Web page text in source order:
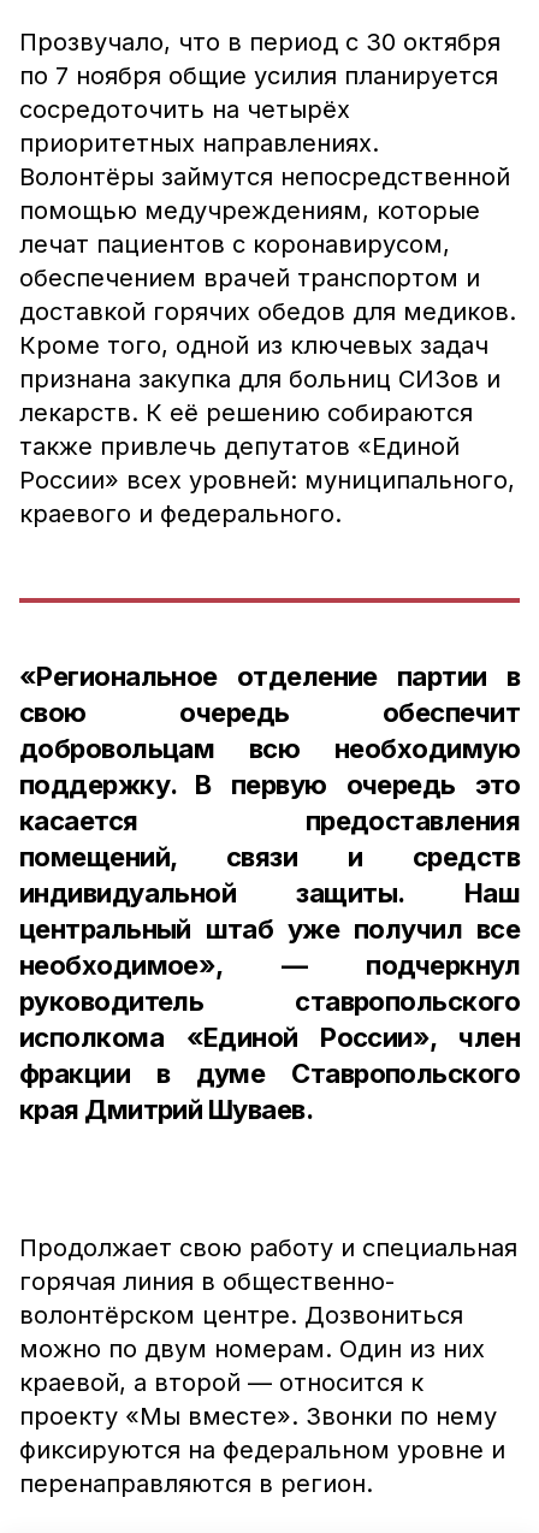
Прозвучало, что в период с 30 октября
по 7 ноября общие усилия планируется
сосредоточить на четырёх
приоритетных направлениях.
Волонтёры займутся непосредственной
помощью медучреждениям, которые
лечат пациентов с коронавирусом,
обеспечением врачей транспортом и
доставкой горячих обедов для медиков.
Кроме того, одной из ключевых задач
признана закупка для больниц СИЗов и
лекарств. К её решению собираются
также привлечь депутатов «Единой
России» всех уровней: муниципального,
краевого и федерального.
«Региональное отделение партии в
свою очередь обеспечит
добровольцам всю необходимую
поддержку. В первую очередь это
касается предоставления
помещений, связи и средств
индивидуальной защиты. Наш
центральный штаб уже получил все
необходимое», — подчеркнул
руководитель ставропольского
исполкома «Единой России», член
фракции в думе Ставропольского
края Дмитрий Шуваев.
Продолжает свою работу и специальная
горячая линия в общественно-
волонтёрском центре. Дозвониться
можно по двум номерам. Один из них
краевой, а второй — относится к
проекту «Мы вместе». Звонки по нему
фиксируются на федеральном уровне и
перенаправляются в регион.